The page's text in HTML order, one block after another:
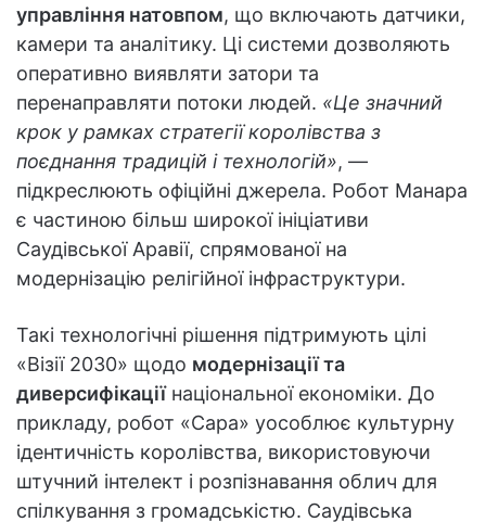
управління натовпом, що включають датчики,
камери та аналітику. Ці системи дозволяють
оперативно виявляти затори та
перенаправляти потоки людей. «Це значний
крок у рамках стратегії королівства з
поєднання традицій і технологій», —
підкреслюють офіційні джерела. Робот Манара
є частиною більш широкої ініціативи
Саудівської Аравії, спрямованої на
модернізацію релігійної інфраструктури.
Такі технологічні рішення підтримують цілі
«Візії 2030» щодо модернізації та
диверсифікаціїнаціональної економіки. До
прикладу, робот «Сара» уособлює культурну
ідентичність королівства, використовуючи
штучний інтелект і розпізнавання облич для
спілкування з громадськістю. Саудівська